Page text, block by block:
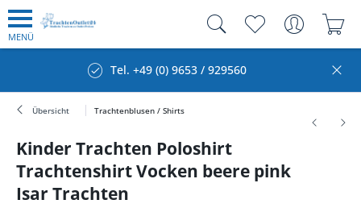
MENÜ
Tel. +49 (0) 9653 / 929560
Übersicht Trachtenblusen / Shirts
Kinder Trachten Poloshirt
Trachtenshirt Vocken beere pink
Isar Trachten